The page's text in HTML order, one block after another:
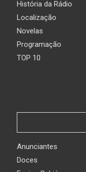
História da Rádio
Localização
Novelas
Programação
TOP 10
Anunciantes
Doces